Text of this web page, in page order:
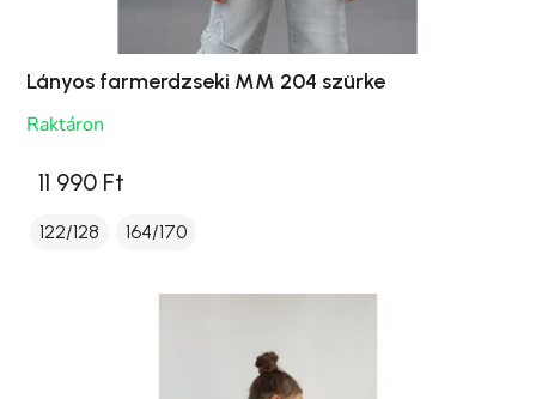
Lányos farmerdzseki MM 204 szürke
Raktáron
11 990 Ft
122/128 164/170